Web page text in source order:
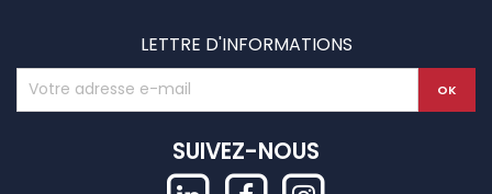
LETTRE D'INFORMATIONS
SUIVEZ-NOUS